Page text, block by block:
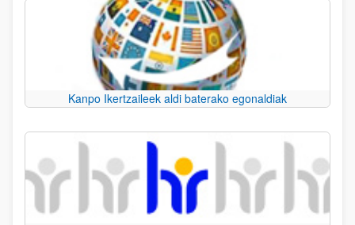
Kanpo Ikertzaileek aldi baterako egonaldiak